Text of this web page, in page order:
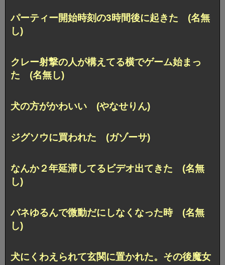
パーティー開始時刻の3時間後に起きた (名無
し)
クレー射撃の人が構えてる横でゲーム始まっ
た (名無し)
犬の方がかわいい (やなせりん)
ジグソウに買われた (ガゾーサ)
なんか２年延滞してるビデオ出てきた (名無
し)
バネゆるんで微動だにしなくなった時 (名無
し)
犬にくわえられて玄関に置かれた。その後魔女